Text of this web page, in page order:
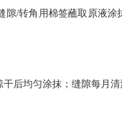
隙/转角用棉签蘸取原液
后均匀涂抹；缝隙每月